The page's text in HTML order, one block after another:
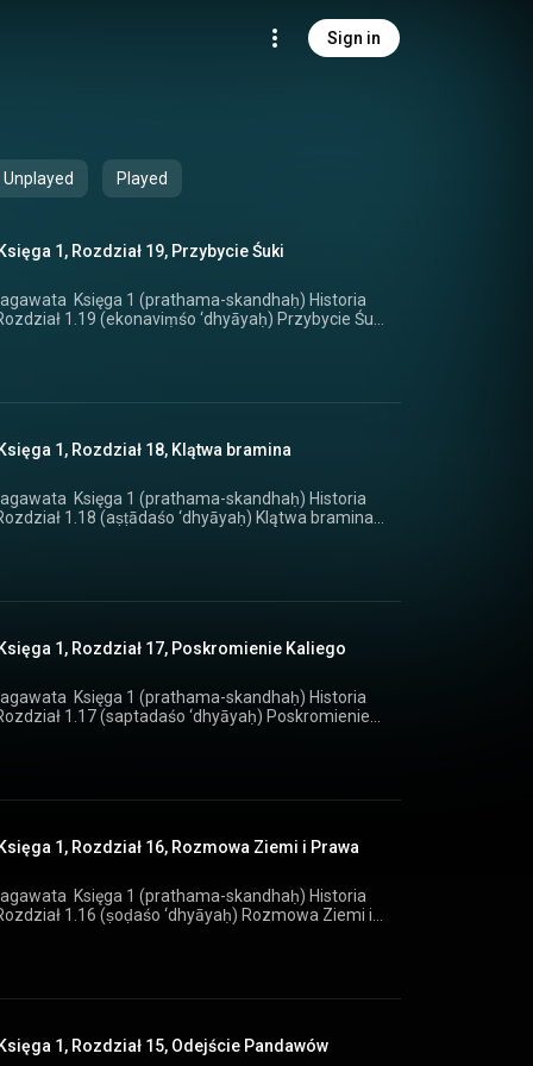
Sign in
Unplayed Played
1, Rozdział 19, Przybycie Śuki
Historia
1, Rozdział 18, Klątwa bramina
Historia
1, Rozdział 17, Poskromienie Kaliego
Historia
1, Rozdział 16, Rozmowa Ziemi i Prawa
Historia
www.indika.pl
1, Rozdział 15, Odejście Pandawów